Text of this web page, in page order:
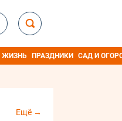
ЖИЗНЬ ПРАЗДНИКИ САД И
Ещё